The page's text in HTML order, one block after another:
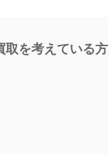
取を考えている